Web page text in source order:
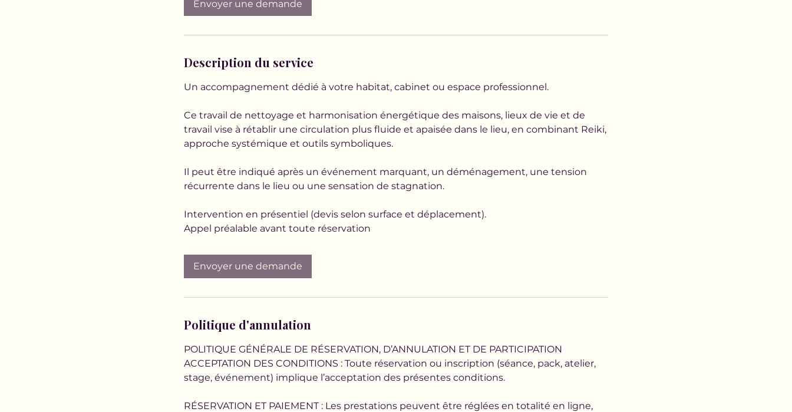
Envoyer une demande
Description du service
Un accompagnement dédié à votre habitat, cabinet ou espace professionnel.
Ce travail de nettoyage et harmonisation énergétique des maisons, lieux de vie et de
travail vise à rétablir une circulation plus fluide et apaisée dans le lieu, en combinant Reiki,
approche systémique et outils symboliques.
Il peut être indiqué après un événement marquant, un déménagement, une tension
récurrente dans le lieu ou une sensation de stagnation.
Intervention en présentiel (devis selon surface et déplacement).
Appel préalable avant toute réservation
Envoyer une demande
Politique d'annulation
POLITIQUE GÉNÉRALE DE RÉSERVATION, D’ANNULATION ET DE PARTICIPATION
ACCEPTATION DES CONDITIONS : Toute réservation ou inscription (séance, pack, atelier,
stage, événement) implique l’acceptation des présentes conditions.
RÉSERVATION ET PAIEMENT : Les prestations peuvent être réglées en totalité en ligne,